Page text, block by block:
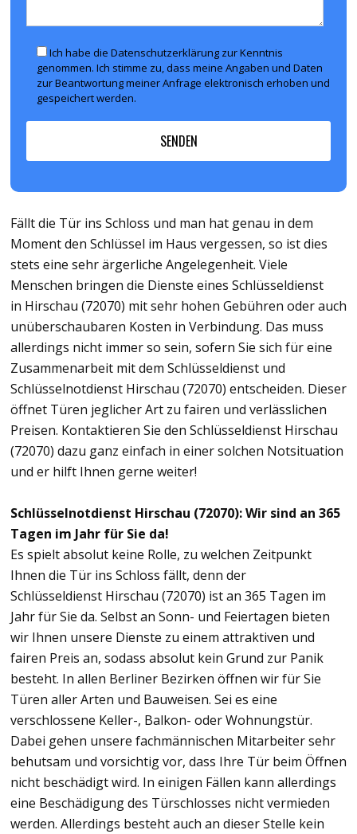
Ich habe die Datenschutzerklärung zur Kenntnis
genommen. Ich stimme zu, dass meine Angaben und Daten
zur Beantwortung meiner Anfrage elektronisch erhoben und
gespeichert werden.
Fällt die Tür ins Schloss und man hat genau in dem
Moment den Schlüssel im Haus vergessen, so ist dies
stets eine sehr ärgerliche Angelegenheit. Viele
Menschen bringen die Dienste eines Schlüsseldienst
in Hirschau (72070) mit sehr hohen Gebühren oder auch
unüberschaubaren Kosten in Verbindung. Das muss
allerdings nicht immer so sein, sofern Sie sich für eine
Zusammenarbeit mit dem Schlüsseldienst und
Schlüsselnotdienst Hirschau (72070) entscheiden. Dieser
öffnet Türen jeglicher Art zu fairen und verlässlichen
Preisen. Kontaktieren Sie den Schlüsseldienst Hirschau
(72070) dazu ganz einfach in einer solchen Notsituation
und er hilft Ihnen gerne weiter!
Schlüsselnotdienst Hirschau (72070): Wir sind an 365
Tagen im Jahr für Sie da!
Es spielt absolut keine Rolle, zu welchen Zeitpunkt
Ihnen die Tür ins Schloss fällt, denn der
Schlüsseldienst Hirschau (72070) ist an 365 Tagen im
Jahr für Sie da. Selbst an Sonn- und Feiertagen bieten
wir Ihnen unsere Dienste zu einem attraktiven und
fairen Preis an, sodass absolut kein Grund zur Panik
besteht. In allen Berliner Bezirken öffnen wir für Sie
Türen aller Arten und Bauweisen. Sei es eine
verschlossene Keller-, Balkon- oder Wohnungstür.
Dabei gehen unsere fachmännischen Mitarbeiter sehr
behutsam und vorsichtig vor, dass Ihre Tür beim Öffnen
nicht beschädigt wird. In einigen Fällen kann allerdings
eine Beschädigung des Türschlosses nicht vermieden
werden. Allerdings besteht auch an dieser Stelle kein